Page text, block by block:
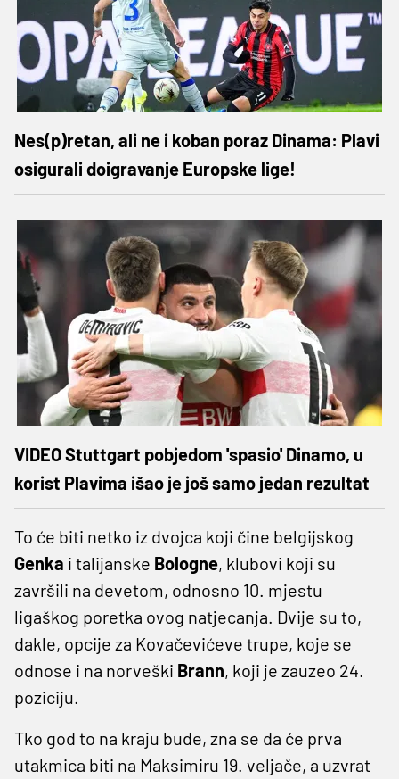
Nes(p)retan, ali ne i koban poraz Dinama: Plavi
osigurali doigravanje Europske lige!
VIDEO Stuttgart pobjedom 'spasio' Dinamo, u
korist Plavima išao je još samo jedan rezultat
To će biti netko iz dvojca koji čine belgijskog
Genka i talijanske Bologne, klubovi koji su
završili na devetom, odnosno 10. mjestu
ligaškog poretka ovog natjecanja. Dvije su to,
dakle, opcije za Kovačevićeve trupe, koje se
odnose i na norveški Brann, koji je zauzeo 24.
poziciju.
Tko god to na kraju bude, zna se da će prva
utakmica biti na Maksimiru 19. veljače, a uzvrat